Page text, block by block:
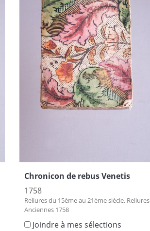
Chronicon de rebus Venetis
1758
Reliures du 15ème au 21ème siècle. Reliures
Anciennes 1758
Joindre à mes sélections